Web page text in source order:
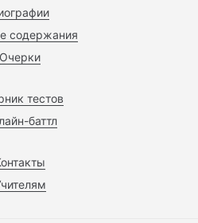
содержания
Очерки
тестов
баттл